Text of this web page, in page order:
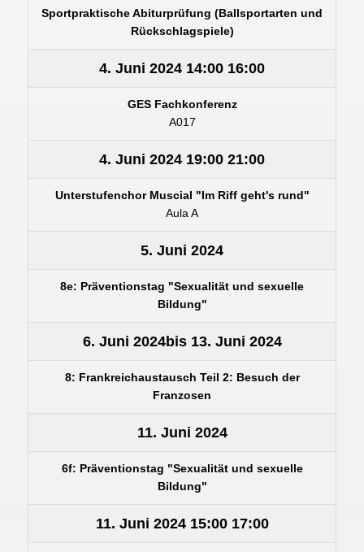
Sportpraktische Abiturprüfung (Ballsportarten und
Rückschlagspiele)
4. Juni 2024 14:00 16:00
GES Fachkonferenz
A017
4. Juni 2024 19:00 21:00
Unterstufenchor Muscial "Im Riff geht's rund"
Aula A
5. Juni 2024
8e: Präventionstag "Sexualität und sexuelle
Bildung"
6. Juni 2024bis 13. Juni 2024
8: Frankreichaustausch Teil 2: Besuch der
Franzosen
11. Juni 2024
6f: Präventionstag "Sexualität und sexuelle
Bildung"
11. Juni 202415:00 17:00